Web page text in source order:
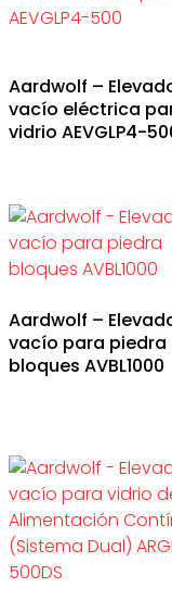
Aardwolf –
vacío eléctrica
vidrio AEVGLP4-
Aardwolf –
vacío para piedra
bloques AVBL1000